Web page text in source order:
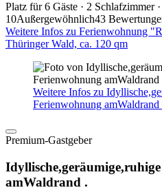
Platz für 6 Gäste · 2 Schlafzimmer
10Außergewöhnlich43
Weitere Infos zu Ferienwohnung
Thüringer Wald, ca. 120 qm
Weitere Infos zu
Ferienwohnung amWaldrand
Premium-Gastgeber
amWaldrand .